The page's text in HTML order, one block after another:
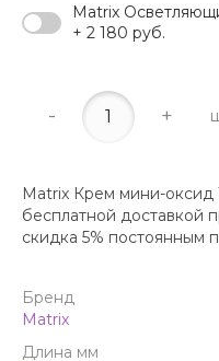
Matrix
+ 2 180 руб.
- +
Matrix Крем мини-оксид
бесплатной доставкой
скидка 5% постоянным
Бренд
Matrix
Длина мм